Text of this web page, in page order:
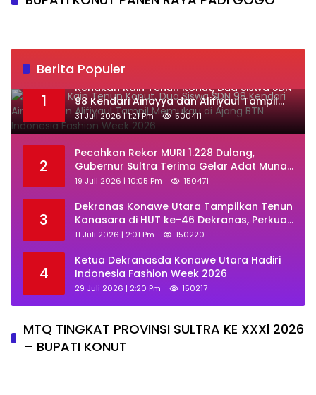
Berita Populer
1
‎Kenakan Kain Tenun Konut, Dua Siswa SDN
98 Kendari Ainayya dan Alifiyaul Tampil
Memukau di Ajang BTN Indonesia Fashion
Week 2026
31 Juli 2026 | 1:21 Pm 500411
2
Pecahkan Rekor MURI 1.228 Dulang,
Gubernur Sultra Terima Gelar Adat Muna
dan Ajak KKMM Bersinergi
19 Juli 2026 | 10:05 Pm 150471
3
Dekranas Konawe Utara Tampilkan Tenun
Konasara di HUT ke-46 Dekranas, Perkuat
Promosi UMKM Daerah
11 Juli 2026 | 2:01 Pm 150220
4
Ketua Dekranasda Konawe Utara Hadiri
Indonesia Fashion Week 2026
29 Juli 2026 | 2:20 Pm 150217
MTQ TINGKAT PROVINSI SULTRA KE XXXl 2026
– BUPATI KONUT